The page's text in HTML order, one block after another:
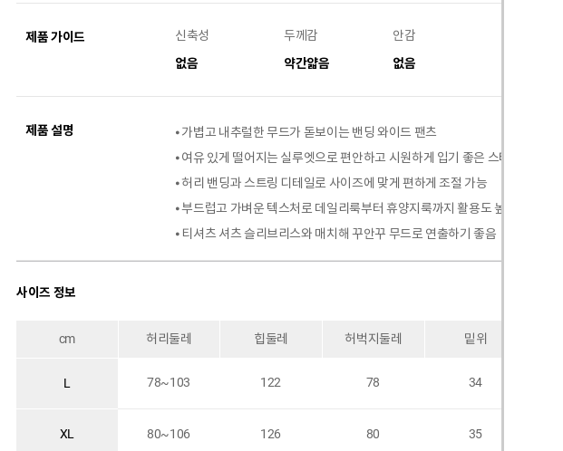
제품 가이드
신축성
없음
두께감
약간얇음
안감
없음
제품 설명
⦁ 가볍고 내추럴한 무드가 돋보이는 밴딩 와이드 팬츠
⦁ 여유 있게 떨어지는 실루엣으로 편안하고 시원하게 입기 좋은 스타일
⦁ 허리 밴딩과 스트링 디테일로 사이즈에 맞게 편하게 조절 가능
⦁ 부드럽고 가벼운 텍스처로 데일리룩부터 휴양지룩까지 활용도 높은 아이템
⦁ 티셔츠 셔츠 슬리브리스와 매치해 꾸안꾸 무드로 연출하기 좋음
사이즈 정보
cm 허리둘레 힙둘레 허벅지둘레 밑위
L 78~103 122 78 34
XL 80~106 126 80 35